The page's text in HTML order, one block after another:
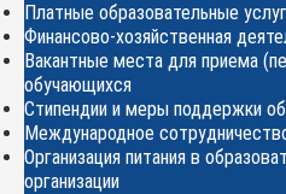
Платные образовательные
Финансово-хозяйственная
Вакантные места для приема
обучающихся
Стипендии и меры поддержки
Международное
Организация питания в
организации